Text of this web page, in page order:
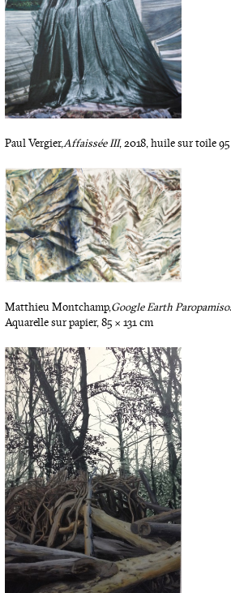
Paul Vergier,Affaissée III, 2018, huile sur toile
Matthieu Montchamp,Google Earth
Aquarelle sur papier, 85 x 131 cm